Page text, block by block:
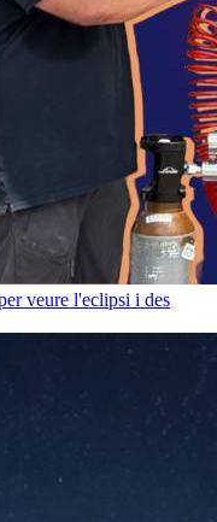
veure l'eclipsi i des